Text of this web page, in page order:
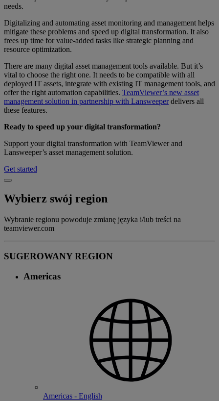
needs.
Digitalizing and automating asset monitoring and management helps
mitigate these problems and speed up digital transformation. It also
frees up time for value-added tasks like strategic planning and
resource optimization.
There are many digital asset management tools available. But it’s
vital to choose the right one. It needs to be compatible with all
deployed IT assets, integrate with existing IT management tools, and
offer the right automation capabilities. TeamViewer’s new asset
management solution in partnership with Lansweeperdelivers all
these features.
Ready to speed up your digital transformation?
Support your digital transformation with TeamViewer and
Lansweeper’s asset management solution.
Get started
Wybierz swój region
Wybranie regionu powoduje zmianę języka i/lub treści na
teamviewer.com
SUGEROWANY REGION
Americas
Americas - English